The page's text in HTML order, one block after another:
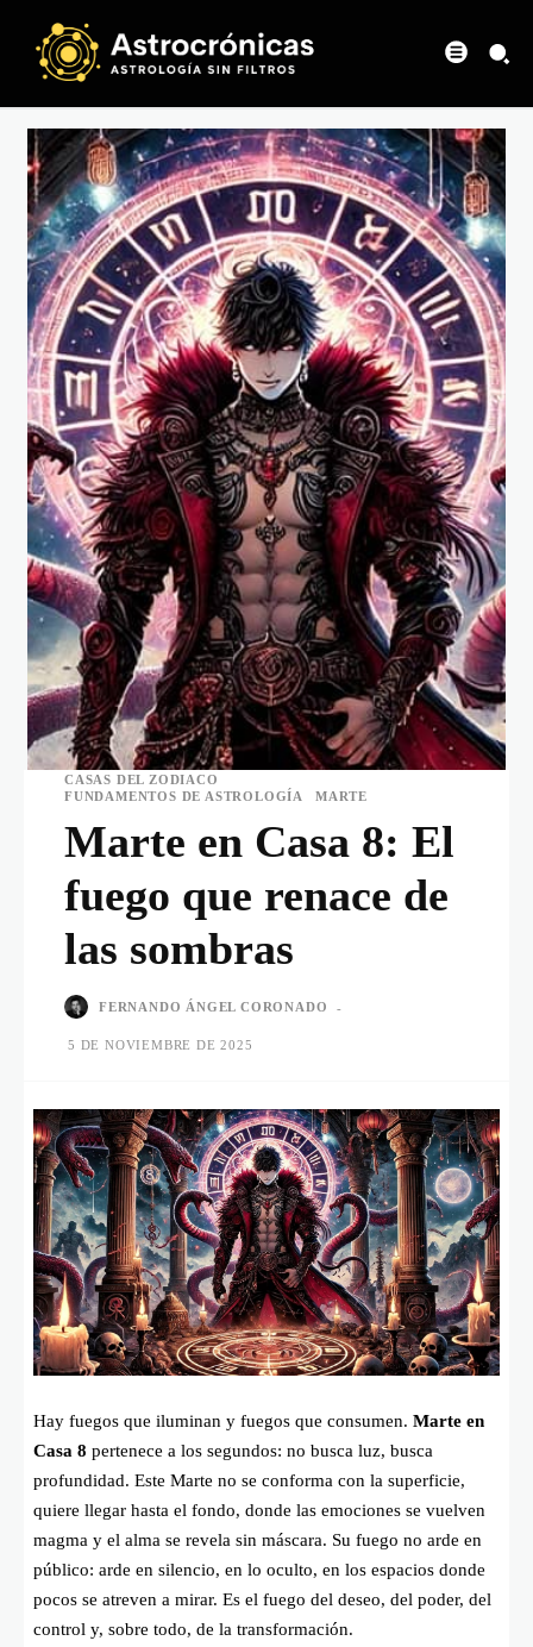
CASAS DEL ZODIACO
FUNDAMENTOS DE ASTROLOGÍA
MARTE
Marte en Casa 8: El
fuego que renace de
las sombras
FERNANDO ÁNGEL CORONADO -
5 DE NOVIEMBRE DE 2025
Hay fuegos que iluminan y fuegos que consumen. Marte en
Casa 8 pertenece a los segundos: no busca luz, busca
profundidad. Este Marte no se conforma con la superficie,
quiere llegar hasta el fondo, donde las emociones se vuelven
magma y el alma se revela sin máscara. Su fuego no arde en
público: arde en silencio, en lo oculto, en los espacios donde
pocos se atreven a mirar. Es el fuego del deseo, del poder, del
control y, sobre todo, de la transformación.